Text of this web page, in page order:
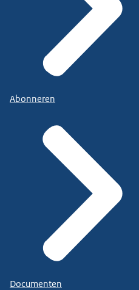
Abonneren
Documenten